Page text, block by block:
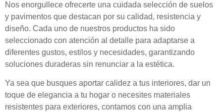
Nos enorgullece ofrecerte una cuidada selección de suelos
y pavimentos que destacan por su calidad, resistencia y
diseño. Cada uno de nuestros productos ha sido
seleccionado con atención al detalle para adaptarse a
diferentes gustos, estilos y necesidades, garantizando
soluciones duraderas sin renunciar a la estética.
Ya sea que busques aportar calidez a tus interiores, dar un
toque de elegancia a tu hogar o necesites materiales
resistentes para exteriores, contamos con una amplia